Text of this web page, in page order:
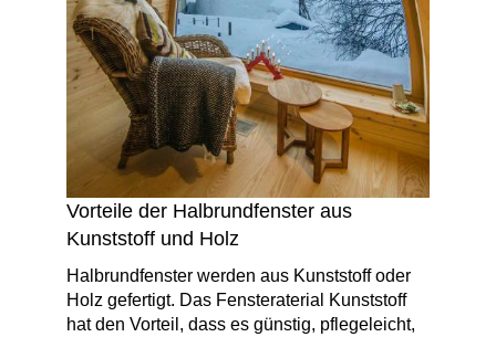
Vorteile der Halbrundfenster aus
Kunststoff und Holz
Halbrundfenster werden aus Kunststoff oder
Holz gefertigt. Das Fensteraterial Kunststoff
hat den Vorteil, dass es günstig, pflegeleicht,